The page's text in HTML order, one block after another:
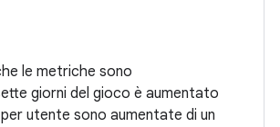
le metriche sono
giorni del gioco è aumentato
utente sono aumentate di un